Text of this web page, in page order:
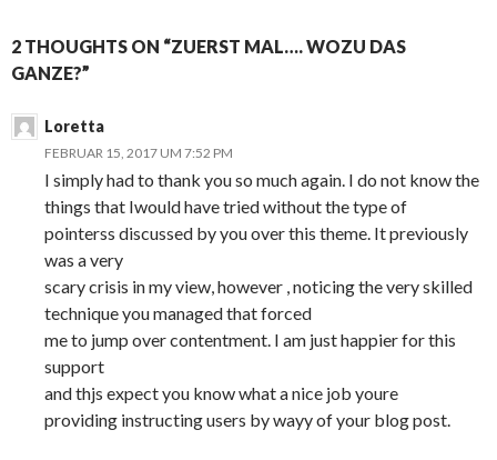
2 THOUGHTS ON “ZUERST MAL…. WOZU DAS
GANZE?”
Loretta
FEBRUAR 15, 2017 UM 7:52 PM
I simply had to thank you so much again. I do not know the
things that Iwould have tried without the type of
pointerss discussed by you over this theme. It previously
was a very
scary crisis in my view, however , noticing the very skilled
technique you managed that forced
me to jump over contentment. I am just happier for this
support
and thjs expect you know what a nice job youre
providing instructing users by wayy of your blog post.